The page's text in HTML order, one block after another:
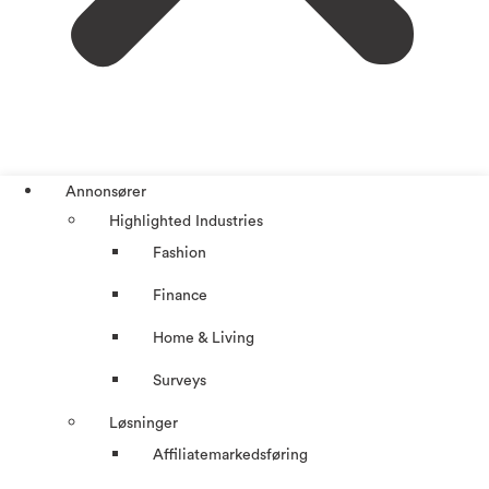
Annonsører
Highlighted Industries
Fashion
Finance
Home & Living
Surveys
Løsninger
Affiliatemarkedsføring